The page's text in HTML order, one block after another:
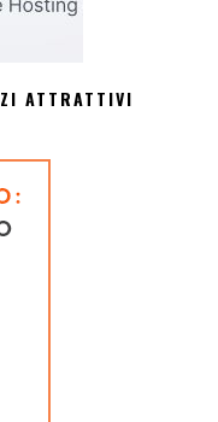
ATTRATTIVI